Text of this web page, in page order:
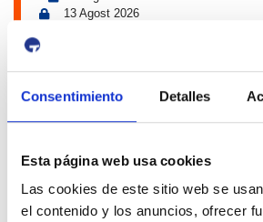
Consentimiento Detalles
Esta página web usa cookies
Las cookies de este sitio web se
el contenido y los anuncios, ofrecer
13 Agost 2026
Propers esdeveniments Port i
4 Juliol 2026
Exposició | Biennal d'Art
Tinglado 2